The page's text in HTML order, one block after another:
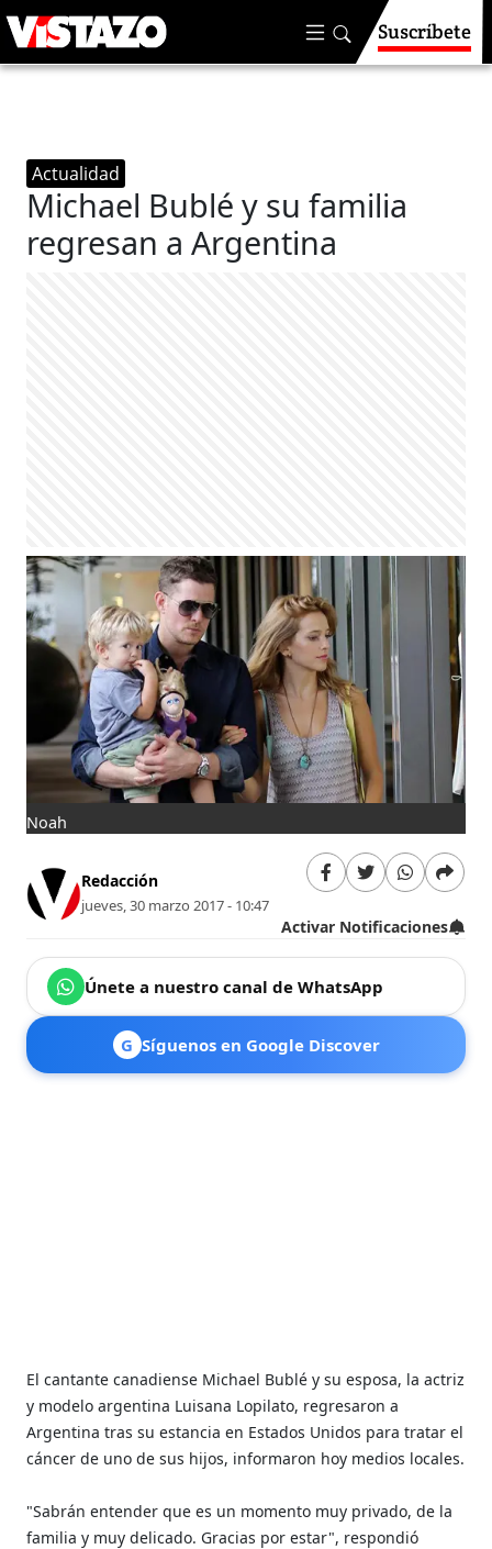
Suscríbete
Actualidad
Michael Bublé y su familia
regresan a Argentina
Noah
Redacción
jueves, 30 marzo 2017 - 10:47
Activar Notificaciones
Únete a nuestro canal de WhatsApp
G Síguenos en Google Discover
El cantante canadiense Michael Bublé y su esposa, la actriz
y modelo argentina Luisana Lopilato, regresaron a
Argentina tras su estancia en Estados Unidos para tratar el
cáncer de uno de sus hijos, informaron hoy medios locales.
"Sabrán entender que es un momento muy privado, de la
familia y muy delicado. Gracias por estar", respondió